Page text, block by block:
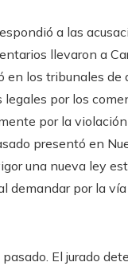
a las
llevaron a
los tribunales
por los
por la
presentó en
una nueva ley
por la
El jurado